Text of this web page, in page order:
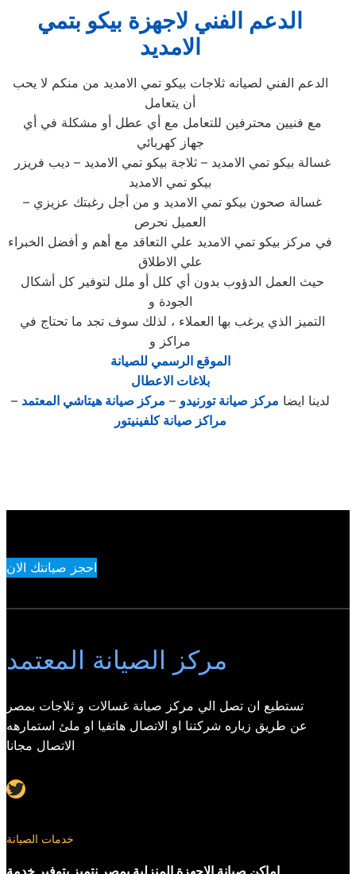
الدعم الفني لاجهزة بيكو بتمي
الامديد
الدعم الفني لصيانه ثلاجات بيكو تمي الامديد من منكم لا يحب
أن يتعامل
جهاز كهربائي
بيكو تمي الامديد
– غسالة صحون بيكو تمي الامديد و من أجل رغبتك عزيزي
العميل نحرص
في مركز بيكو تمي الامديد علي التعاقد مع أهم و أفضل الخبراء
علي الاطلاق
الجودة و
مراكز و
الموقع الرسمي للصيانة
بلاغات الاعطال
لدينا ايضا مركز صيانة تورنيدو – مركز صيانة هيتاشي المعتمد –
مراكز صيانة كلفينيتور
احجز صيانتك الان
مركز الصيانة المعتمد
تستطيع ان تصل الي مركز صيانة غسالات و ثلاجات بمصر
عن طريق زياره شركتنا او الاتصال هاتفيا او ملئ استمارهه
الاتصال مجانا
Twitter
خدمات الصيانة
اماكن صيانة الاجهزة المنزلية بمصر نتميز بتوفير خدمة